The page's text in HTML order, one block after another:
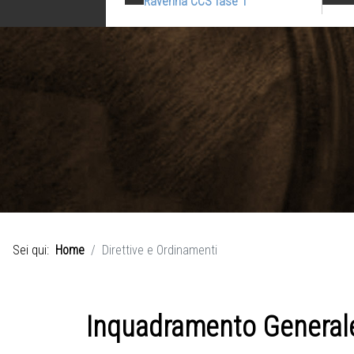
Sei qui: Home Direttive e Ordinamenti
Inquadramento